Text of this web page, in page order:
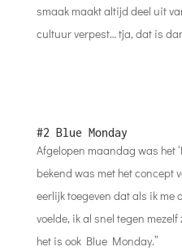
smaak maakt altijd deel uit
cultuur verpest… tja, dat is
#2 Blue Monday
Afgelopen maandag was het
bekend was met het concept
eerlijk toegeven dat als ik me
voelde, ik al snel tegen
het is ook Blue Monday.”